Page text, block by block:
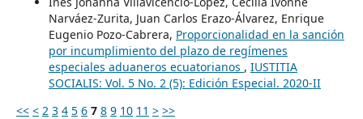
Narváez-Zurita, Juan Carlos Erazo-Álvarez, Enrique
Eugenio Pozo-Cabrera, Proporcionalidad en la sanción
por incumplimiento del plazo de regímenes
especiales aduaneros ecuatorianos , IUSTITIA
SOCIALIS: Vol. 5 No. 2 (5): Edición Especial. 2020-II
<< < 2 3 4 5 6 7 8 9 10 11 > >>